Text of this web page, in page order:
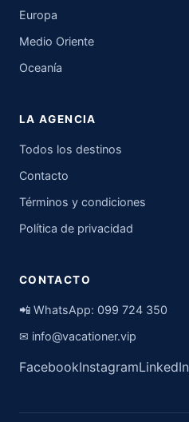
Europa
Medio Oriente
Oceanía
LA AGENCIA
Todos los destinos
Contacto
Términos y condiciones
Política de privacidad
CONTACTO
📲 WhatsApp: 099 724 350
✉ info@vacationer.vip
FacebookInstagramLinkedIn